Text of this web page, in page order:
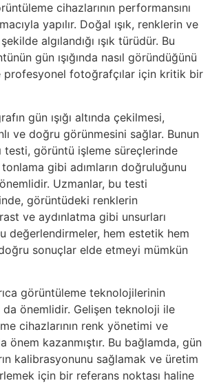
cihazlarının performansını
yapılır. Doğal ışık, renklerin ve
algılandığı ışık türüdür. Bu
gün ışığında nasıl göründüğünü
profesyonel fotoğrafçılar için kritik bir
gün ışığı altında çekilmesi,
ve doğru görünmesini sağlar. Bunun
testi, görüntü işleme süreçlerinde
gibi adımların doğruluğunu
Uzmanlar, bu testi
görüntüdeki renklerin
ve aydınlatma gibi unsurları
değerlendirmeler, hem estetik hem
sonuçlar elde etmeyi mümkün
görüntüleme teknolojilerinin
da önemlidir. Gelişen teknoloji ile
cihazlarının renk yönetimi ve
önem kazanmıştır. Bu bağlamda, gün
kalibrasyonunu sağlamak ve üretim
için bir referans noktası haline